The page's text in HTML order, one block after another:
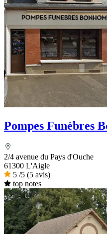
Pompes Funèbres
2/4 avenue du Pays d'Ouche
61300 L'Aigle
5 /5 (5 avis)
top notes